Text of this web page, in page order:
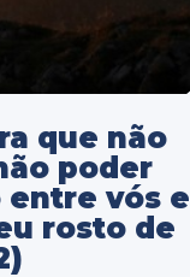
que não
poder
entre vós e
rosto de